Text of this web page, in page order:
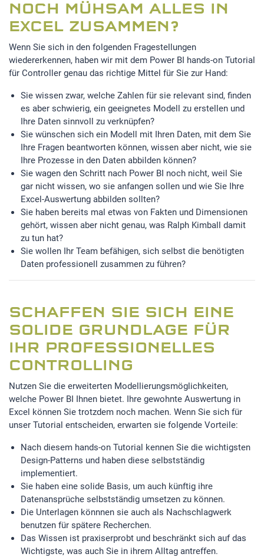
NOCH MÜHSAM ALLES IN
EXCEL ZUSAMMEN?
Wenn Sie sich in den folgenden Fragestellungen
wiedererkennen, haben wir mit dem Power BI hands-on Tutorial
für Controller genau das richtige Mittel für Sie zur Hand:
Sie wissen zwar, welche Zahlen für sie relevant sind, finden
es aber schwierig, ein geeignetes Modell zu erstellen und
Ihre Daten sinnvoll zu verknüpfen?
Sie wünschen sich ein Modell mit Ihren Daten, mit dem Sie
Ihre Fragen beantworten können, wissen aber nicht, wie sie
Ihre Prozesse in den Daten abbilden können?
Sie wagen den Schritt nach Power BI noch nicht, weil Sie
gar nicht wissen, wo sie anfangen sollen und wie Sie Ihre
Excel-Auswertung abbilden sollten?
Sie haben bereits mal etwas von Fakten und Dimensionen
gehört, wissen aber nicht genau, was Ralph Kimball damit
zu tun hat?
Sie wollen Ihr Team befähigen, sich selbst die benötigten
Daten professionell zusammen zu führen?
SCHAFFEN SIE SICH EINE
SOLIDE GRUNDLAGE FÜR
IHR PROFESSIONELLES
CONTROLLING
Nutzen Sie die erweiterten Modellierungsmöglichkeiten,
welche Power BI Ihnen bietet. Ihre gewohnte Auswertung in
Excel können Sie trotzdem noch machen. Wenn Sie sich für
unser Tutorial entscheiden, erwarten sie folgende Vorteile:
Nach diesem hands-on Tutorial kennen Sie die wichtigsten
Design-Patterns und haben diese selbstständig
implementiert.
Sie haben eine solide Basis, um auch künftig ihre
Datenansprüche selbstständig umsetzen zu können.
Die Unterlagen könnnen sie auch als Nachschlagwerk
benutzen für spätere Recherchen.
Das Wissen ist praxiserprobt und beschränkt sich auf das
Wichtigste, was auch Sie in ihrem Alltag antreffen.